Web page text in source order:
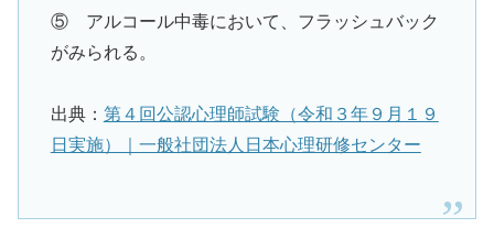
⑤ アルコール中毒において、フラッシュバック
がみられる。
出典： 第４回公認心理師試験（令和３年９月１９
日実施）｜一般社団法人日本心理研修センター